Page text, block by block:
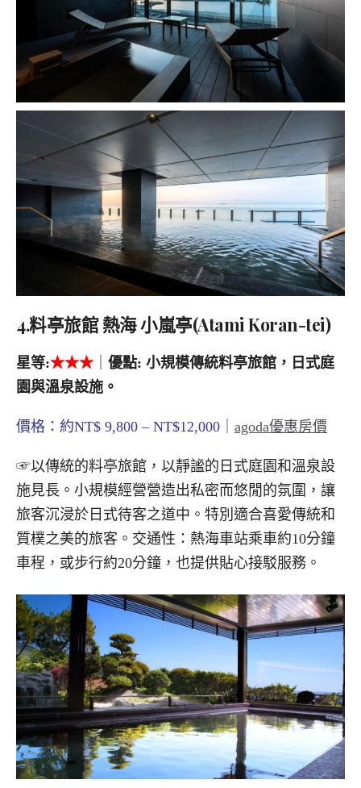
4.料亭旅館 熱海 小嵐亭(Atami Koran-tei)
星等:★★★ 優點: 小規模傳統料亭旅館，日式庭
園與溫泉設施。
價格：約NT$ 9,800 – NT$12,000｜ agoda優惠房價
☞以傳統的料亭旅館，以靜謐的日式庭園和溫泉設
施見長。小規模經營營造出私密而悠閒的氛圍，讓
旅客沉浸於日式待客之道中。特別適合喜愛傳統和
質樸之美的旅客。交通性：熱海車站乘車約10分鐘
車程，或步行約20分鐘，也提供貼心接駁服務。